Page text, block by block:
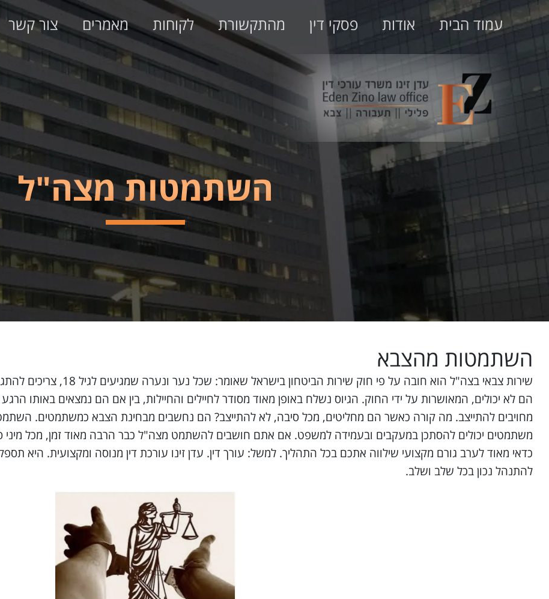
עמוד הבית אודות פסקי דין מהתקשורת לקוחות מאמרים צור קשר
השתמטות מצה"ל
השתמטות מהצבא
שירות צבאי בצה"ל הוא חובה על
הם לא יכולים, המאושרות על ידי החוק. הגיוס נשלח באופן מאוד מסודר לחיילים והחיילות, בין אם הם נמצאים באותו
מחויבים להתייצב. מה קורה כאשר הם מחליטים, מכל סיבה, לא להתייצב? הם נחשבים מבחינת הצבא כמשתמטים.
משתמטים יכולים להסתכן במעקבים ובעמידה למשפט. אם אתם חושבים להשתמט מצה"ל כבר הרבה מאוד זמן, מכל מיני
כדאי מאוד לערב גורם מקצועי שילווה אתכם בכל התהליך. למשל: עורך דין. עדן זינו עורכת דין מנוסה ומקצועית. היא
להתנהל נכון בכל שלב ושלב.